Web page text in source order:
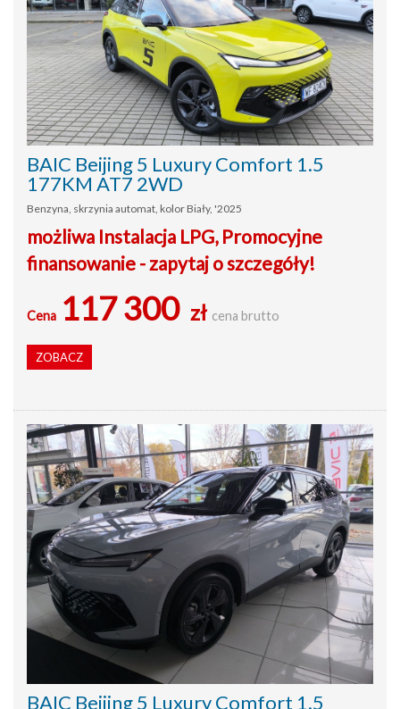
BAIC Beijing 5 Luxury Comfort 1.5
177KM AT7 2WD
Benzyna, skrzynia automat, kolor Biały, '2025
możliwa Instalacja LPG, Promocyjne
finansowanie - zapytaj o szczegóły!
Cena 117 300 zł cena brutto
ZOBACZ
BAIC Beijing 5 Luxury Comfort 1.5